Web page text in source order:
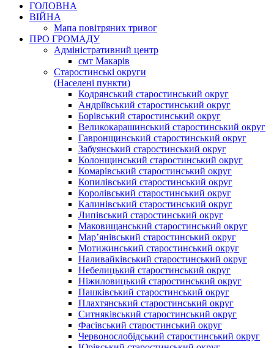
ГОЛОВНА
ВІЙНА
Мапа повітряних тривог
ПРО ГРОМАДУ
Aдміністративний центр
смт Макарів
Старостинські округи
(Населені пункти)
Кодрянський старостинський округ
Андріївський старостинський округ
Борівський старостинський округ
Великокарашинський старостинський округ
Гавронщинський старостинський округ
Забуянський старостинський округ
Колонщинський старостинський округ
Комарівський старостинський округ
Копилівський старостинський округ
Королівський старостинський округ
Калинівський старостинський округ
Липівський старостинський округ
Маковищанський старостинський округ
Мар’янівський старостинський округ
Мотижинський старостинський округ
Наливайківський старостинський округ
Небелицький старостинський округ
Ніжиловицький старостинський округ
Пашківський старостинський округ
Плахтянський старостинський округ
Ситняківський старостинський округ
Фасівський старостинський округ
Червонослобідський старостинський округ